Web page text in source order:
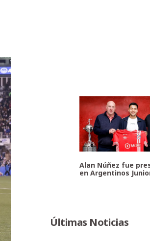
Alan Núñez fue
en Argentinos
Últimas Noticias